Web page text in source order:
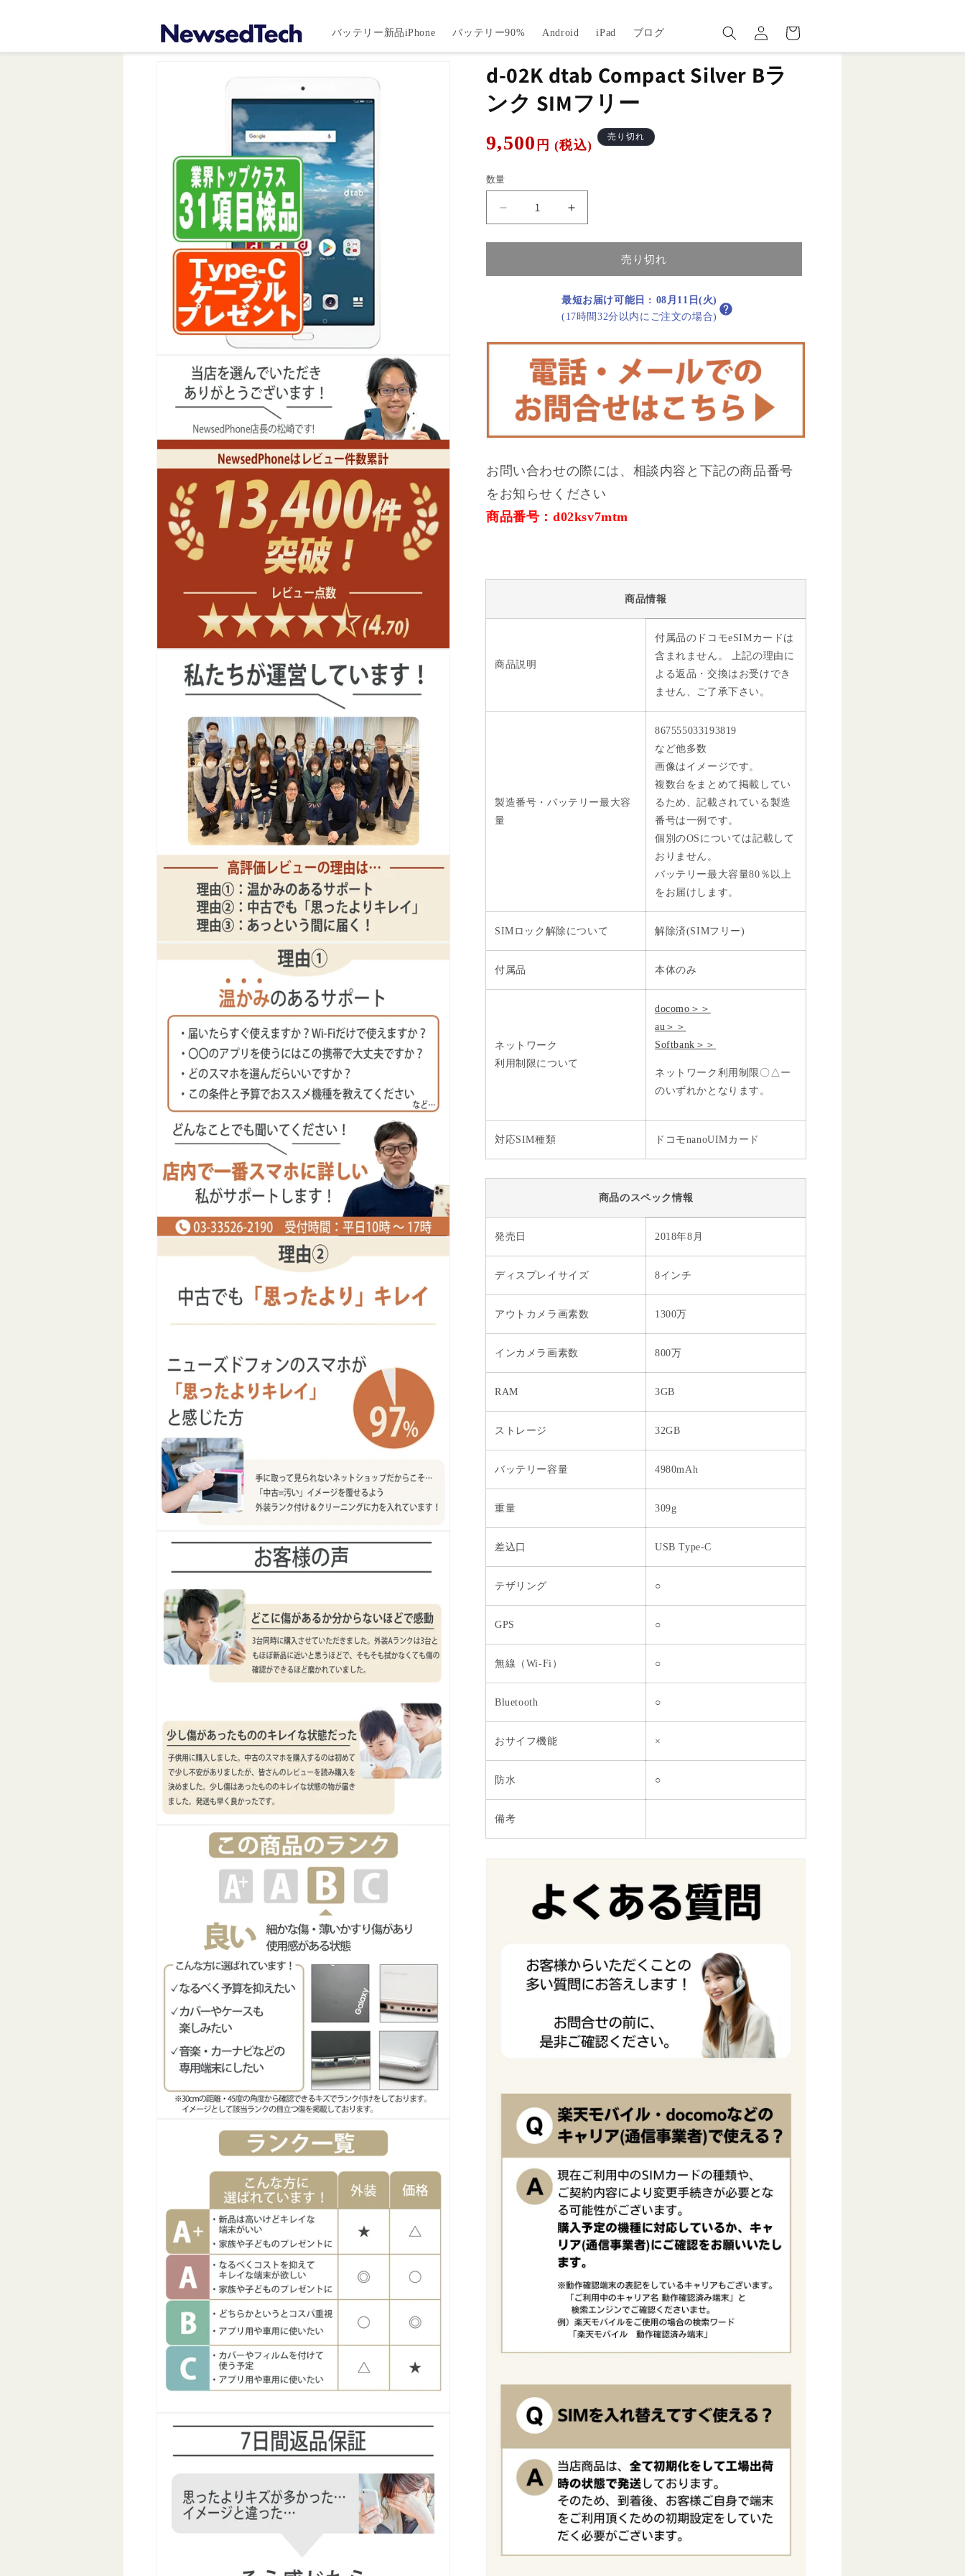
バッテリー新品iPhone バッテリー90% Android iPad ブログ
グ
イ
ー
ト
d-02K dtab Compact Silver Bラ
ンク SIMフリー
通
価
格
9,500 円 (税込)
売り切れ
数量
02K
dtab
Silver
ク
数
を
減
ら
す
d-
02K
dtab
Compact
Silver
ラ
ン
ク
SIM
フ
リ
ー
の
数
を
増
や
売り切れ
最短お届け可能日 : 08月11日(火)
(17時間32分以内にご注文の場合)
お問い合わせの際には、相談内容と下記の商品番号
をお知らせください
商品番号：d02ksv7mtm
商品情報
商品説明
付属品のドコモeSIMカードは
含まれません。 上記の理由に
よる返品・交換はお受けでき
ません、ご了承下さい。
製造番号・バッテリー最大容
量
867555033193819
など他多数
画像はイメージです。
複数台をまとめて掲載してい
るため、記載されている製造
番号は一例です。
個別のOSについては記載して
おりません。
バッテリー最大容量80％以上
をお届けします。
SIMロック解除について 解除済(SIMフリー)
付属品 本体のみ
ネットワーク
利用制限について
docomo＞＞
au＞＞
Softbank＞＞
ネットワーク利用制限〇△ー
のいずれかとなります。
対応SIM種類 ドコモnanoUIMカード
商品のスペック情報
発売日 2018年8月
ディスプレイサイズ 8インチ
アウトカメラ画素数 1300万
インカメラ画素数 800万
RAM 3GB
ストレージ 32GB
バッテリー容量 4980mAh
重量 309g
差込口 USB Type-C
テザリング ○
GPS ○
無線（Wi-Fi） ○
Bluetooth ○
おサイフ機能 ×
防水 ○
備考